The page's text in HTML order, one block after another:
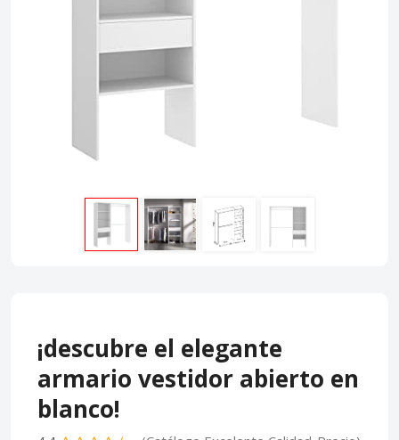
¡descubre el elegante
armario vestidor abierto en
blanco!